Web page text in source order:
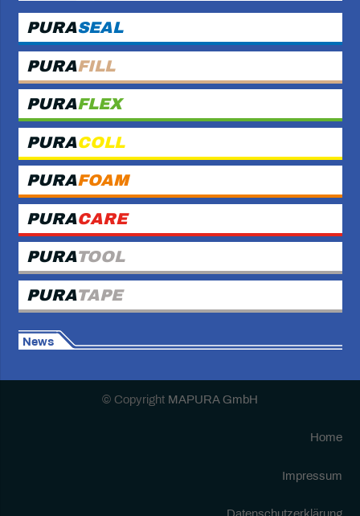
PURASEAL
PURAFILL
PURAFLEX
PURACOLL
PURAFOAM
PURACARE
PURATOOL
PURATAPE
News
© Copyright MAPURA GmbH
Home
Impressum